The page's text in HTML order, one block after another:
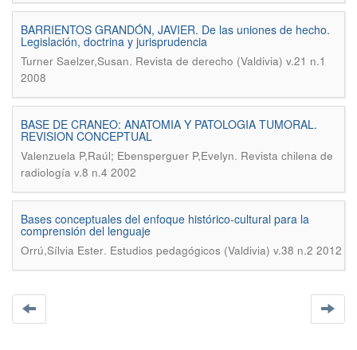
BARRIENTOS GRANDÓN, JAVIER. De las uniones de hecho.
Legislación, doctrina y jurisprudencia
Turner Saelzer,Susan. Revista de derecho (Valdivia) v.21 n.1
2008
BASE DE CRANEO: ANATOMIA Y PATOLOGIA TUMORAL.
REVISION CONCEPTUAL
Valenzuela P,Raúl; Ebensperguer P,Evelyn. Revista chilena de
radiología v.8 n.4 2002
Bases conceptuales del enfoque histórico-cultural para la
comprensión del lenguaje
Orrú,Sílvia Ester. Estudios pedagógicos (Valdivia) v.38 n.2 2012